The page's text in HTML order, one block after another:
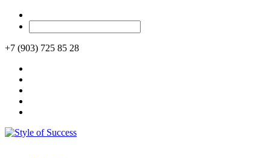
+7 (903) 725 85 28